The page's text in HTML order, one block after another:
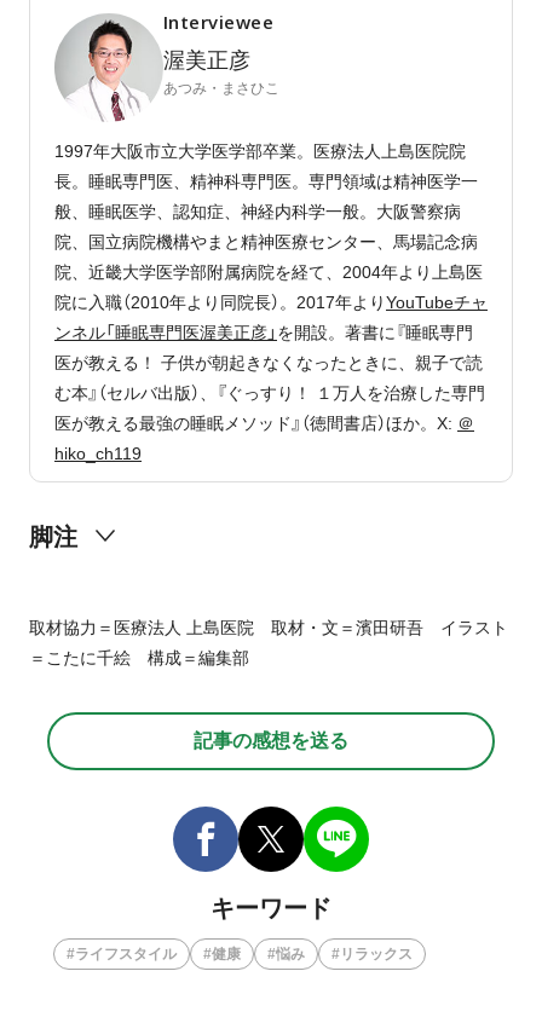
Interviewee
渥美正彦
あつみ・まさひこ
1997年大阪市立大学医学部卒業。医療法人上島医院院
長。睡眠専門医、精神科専門医。専門領域は精神医学一
般、睡眠医学、認知症、神経内科学一般。大阪警察病
院、国立病院機構やまと精神医療センター、馬場記念病
院、近畿大学医学部附属病院を経て、 2004年より上島医
院に入職（2010年より同院長）。 2017年よりYouTubeチャ
ンネル「睡眠専門医渥美正彦」 を開設。著書に『睡眠専門
医が教える！ 子供が朝起きなくなったときに、親子で読
む本』（セルバ出版）、『ぐっすり！ １万人を治療した専門
医が教える最強の睡眠メソッド』（徳間書店）ほか。X: ＠
hiko_ch119
脚注
C
学医学部附属病院の古川由己医師らの研究グループの論文
メディカルノート
取材協力＝医療法人 上島医院 取材・文＝濱田研吾 イラスト
＝こたに千絵 構成＝編集部
記事の感想を送る
キーワード
ライフスタイル 健康 悩み リラックス